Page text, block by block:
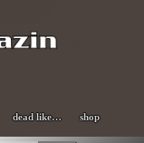
dead like… shop